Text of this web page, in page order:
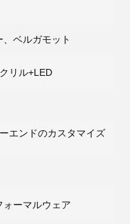
ベルガモット
リル+LED
エンドのカスタマイズ
ォーマルウェア